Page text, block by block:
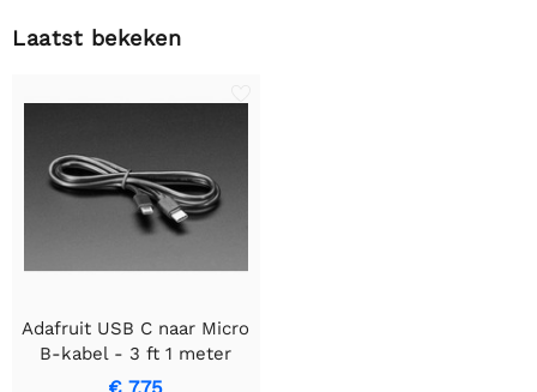
Laatst bekeken
Adafruit USB C naar Micro
B-kabel - 3 ft 1 meter